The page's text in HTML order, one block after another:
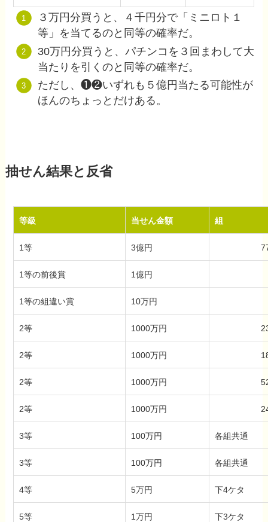
３万円分買うと、４千円分で「ミニロト１
等」を当てるのと同等の確率だ。
30万円分買うと、パチンコを３回まわして大
当たりを引くのと同等の確率だ。
ただし、❶❷いずれも５億円当たる可能性が
ほんのちょっとだけある。
抽せん結果と反省
等級 当せん金額 組
1等 3億円
1等の前後賞 1億円
1等の組違い賞 10万円
2等 1000万円
2等 1000万円
2等 1000万円
2等 1000万円
3等 100万円 各組共通
3等 100万円 各組共通
4等 5万円 下4ケタ
5等 1万円 下3ケタ